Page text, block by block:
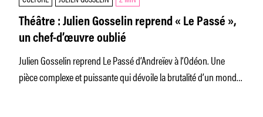
Théâtre : Julien Gosselin reprend « Le Passé »,
un chef-d’œuvre oublié
Julien Gosselin reprend Le Passé d’Andreïev à l’Odéon. Une
pièce complexe et puissante qui dévoile la brutalité d’un monde